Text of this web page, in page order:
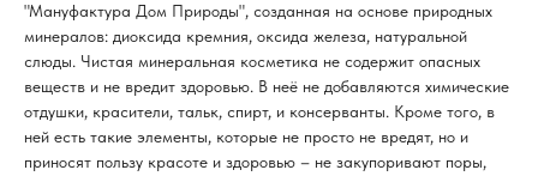
"Мануфактура Дом Природы", созданная на основе природных
минералов: диоксида кремния, оксида железа, натуральной
слюды. Чистая минеральная косметика не содержит опасных
веществ и не вредит здоровью. В неё не добавляются химические
отдушки, красители, тальк, спирт, и консерванты. Кроме того, в
ней есть такие элементы, которые не просто не вредят, но и
приносят пользу красоте и здоровью – не закупоривают поры,